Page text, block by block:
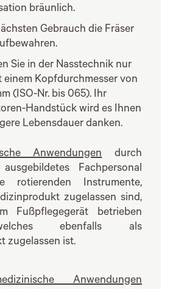
bräunlich.
Gebrauch die Fräser
Sie in der Nasstechnik nur
einem Kopfdurchmesser von
(ISO-Nr. bis 065). Ihr
Handstück wird es Ihnen
Lebensdauer danken.
Anwendungendurch
Fachpersonal
rotierenden Instrumente,
zugelassen sind,
Fußpflegegerät betrieben
ebenfalls als
zugelassen ist.
Anwendungen